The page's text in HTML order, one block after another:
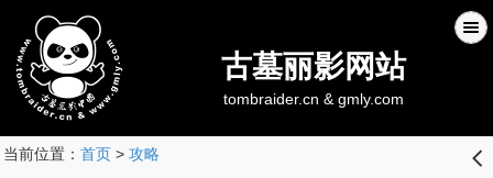
古墓丽影网站
tombraider.cn & gmly.com
当前位置： 首页> 攻略 󰊒